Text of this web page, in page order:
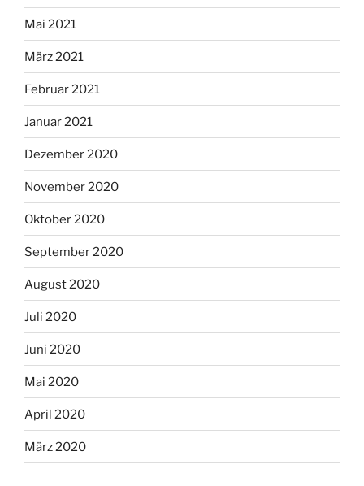
Mai 2021
März 2021
Februar 2021
Januar 2021
Dezember 2020
November 2020
Oktober 2020
September 2020
August 2020
Juli 2020
Juni 2020
Mai 2020
April 2020
März 2020